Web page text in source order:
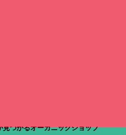
見つかるオーガニックショップ